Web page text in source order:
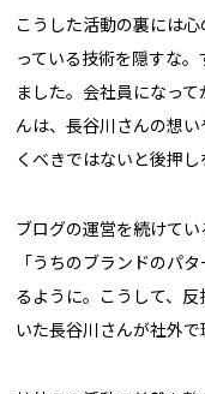
こうした活動の裏には
っている技術を隠すな
ました。会社員になっ
んは、長谷川さんの想
くべきではないと後押し
ブログの運営を続けて
「うちのブランドのパ
るように。こうして、
いた長谷川さんが社外で